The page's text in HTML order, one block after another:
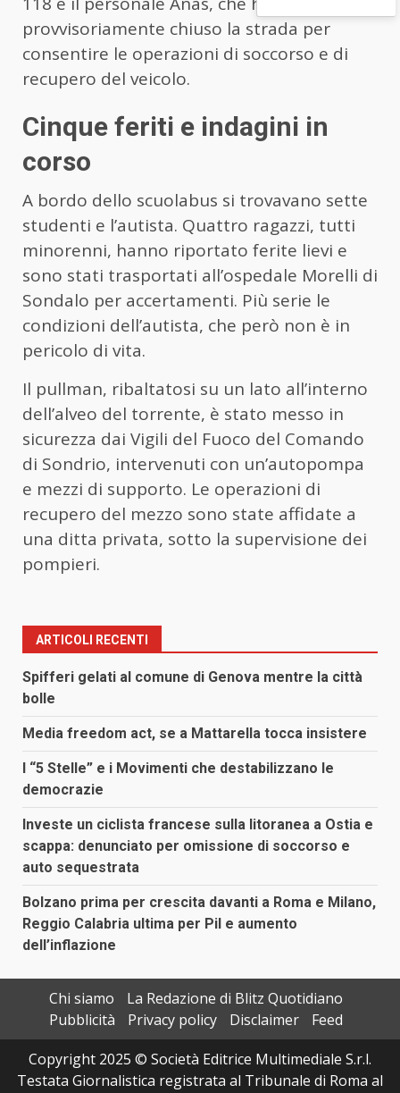
provvisoriamente chiuso la strada per
consentire le operazioni di soccorso e di
recupero del veicolo.
Cinque feriti e indagini in
corso
A bordo dello scuolabus si trovavano sette
studenti e l’autista. Quattro ragazzi, tutti
minorenni, hanno riportato ferite lievi e
sono stati trasportati all’ospedale Morelli di
Sondalo per accertamenti. Più serie le
condizioni dell’autista, che però non è in
pericolo di vita.
Il pullman, ribaltatosi su un lato all’interno
dell’alveo del torrente, è stato messo in
sicurezza dai Vigili del Fuoco del Comando
di Sondrio, intervenuti con un’autopompa
e mezzi di supporto. Le operazioni di
recupero del mezzo sono state affidate a
una ditta privata, sotto la supervisione dei
pompieri.
ARTICOLI RECENTI
Spifferi gelati al comune di Genova mentre la città
bolle
Media freedom act, se a Mattarella tocca insistere
I “5 Stelle” e i Movimenti che destabilizzano le
democrazie
Investe un ciclista francese sulla litoranea a Ostia e
scappa: denunciato per omissione di soccorso e
auto sequestrata
Bolzano prima per crescita davanti a Roma e Milano,
Reggio Calabria ultima per Pil e aumento
dell’inflazione
Chi siamo
La Redazione di Blitz Quotidiano
Pubblicità
Privacy policy Disclaimer
Feed
Copyright 2025 © Società Editrice Multimediale S.r.l.
Testata Giornalistica registrata al Tribunale di Roma al